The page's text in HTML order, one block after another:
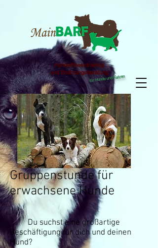
Hundefitnesstraining
und Enährungsberatung
für Hunde und Katzen
Gruppenstunde für
erwachsene Hunde
Du suchst eine großartige
Beschäftigung für dich und deinen
Hund?